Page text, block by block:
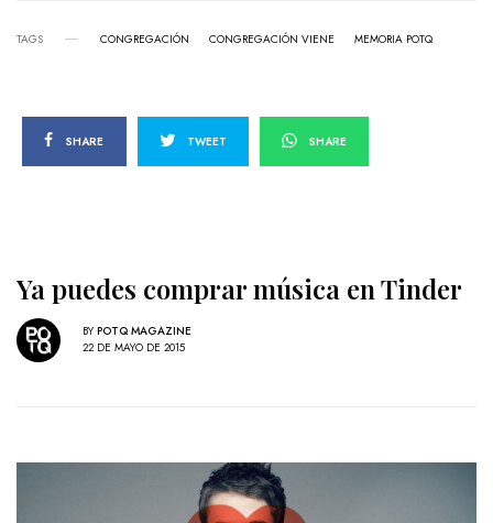
TAGS CONGREGACIÓN CONGREGACIÓN VIENE MEMORIA POTQ
SHARE TWEET SHARE
Ya puedes comprar música en Tinder
BY POTQ MAGAZINE
22 DE MAYO DE 2015